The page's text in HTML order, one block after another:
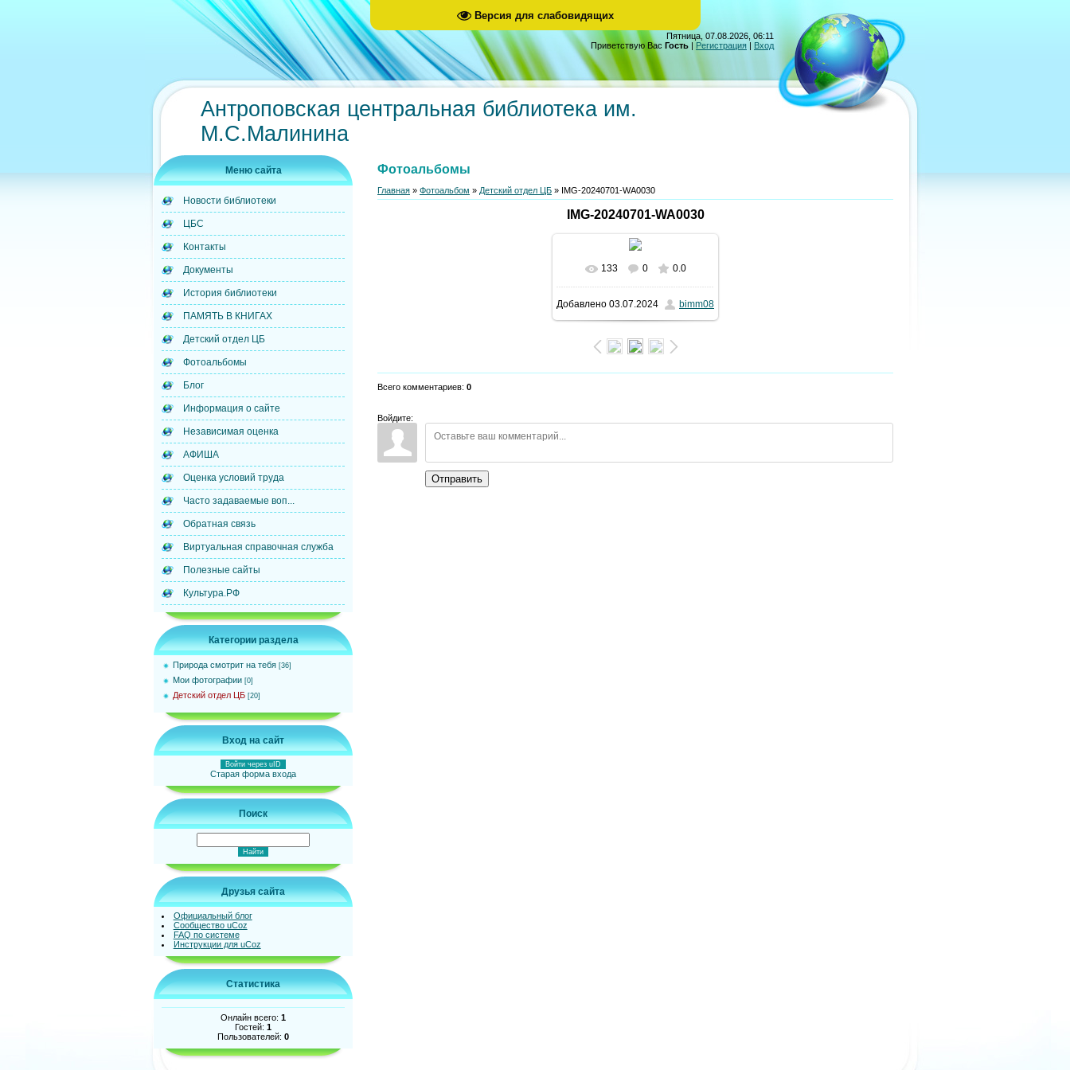
Версия для слабовидящих
Пятница, 07.08.2026, 06:11
Приветствую Вас Гость | Регистрация | Вход
Антроповская центральная библиотека им.
М.С.Малинина
Меню сайта
Новости библиотеки
ЦБС
Контакты
Документы
История библиотеки
ПАМЯТЬ В КНИГАХ
Детский отдел ЦБ
Фотоальбомы
Блог
Информация о сайте
Независимая оценка
АФИША
Оценка условий труда
Часто задаваемые воп...
Обратная связь
Виртуальная справочная служба
Полезные сайты
Культура.РФ
Категории раздела
Природа смотрит на тебя [36]
Мои фотографии [0]
Детский отдел ЦБ [20]
Вход на сайт
Войти через uID
Старая форма входа
Поиск
Друзья сайта
Официальный блог
Сообщество uCoz
FAQ по системе
Инструкции для uCoz
Статистика
Онлайн всего: 1
Гостей: 1
Пользователей: 0
Фотоальбомы
Главная » Фотоальбом » Детский отдел ЦБ » IMG-20240701-WA0030
IMG-20240701-WA0030
В реальном размере
960x1280/ 249.3Kb
133 0 0.0
Добавлено 03.07.2024 bimm08
Всего комментариев: 0
Войдите:
Отправить